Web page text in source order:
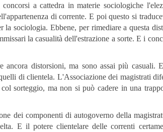
concorsi a cattedra in materie sociologiche
di corrente. E poi questo si
la sociologia. Ebbene, per rimediare a questa
la casualità dell'estrazione a sorte. E i
ancora distorsioni, ma sono assai più
di clientela. L'Associazione dei magistrati
sorteggio, ma non si può cadere in una
dei componenti di autogoverno della
E il potere clientelare delle correnti